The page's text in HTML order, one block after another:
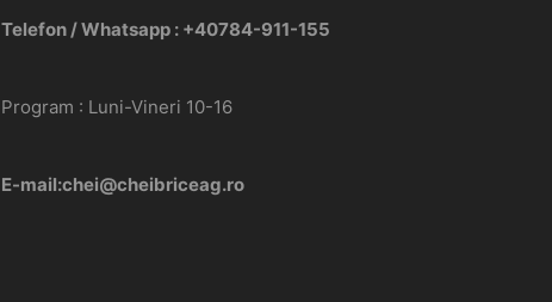
Telefon / Whatsapp : +40784-911-155
Program : Luni-Vineri 10-16
E-mail:chei@cheibriceag.ro